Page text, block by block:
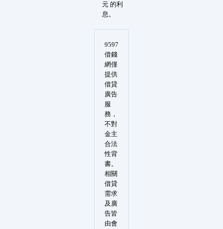
元 的利
息。
9597
借錢
網僅
提供
借貸
廣告
服
務，
不對
金主
合法
性背
書。
相關
借貸
需求
及廣
告皆
由會